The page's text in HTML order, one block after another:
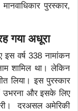
पुरस्कार,
गया अधूरा
इस वर्ष 338 नामांकन
शामिल था। लेकिन
लिया। इस पुरस्कार
उभरना और इसके लिए
दरअसल अमेरिकी